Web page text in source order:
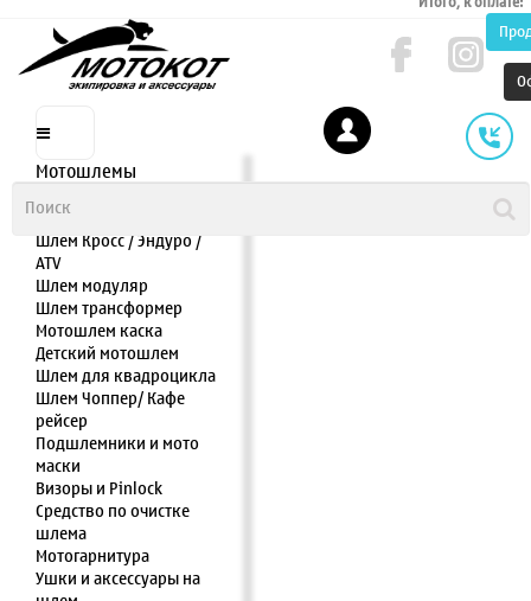
Мотошлемы
Шлем полулицевик
Шлем Кросс / Эндуро /
ATV
Шлем модуляр
Шлем трансформер
Мотошлем каска
Детский мотошлем
Шлем для квадроцикла
Шлем Чоппер/ Кафе
рейсер
Подшлемники и мото
маски
Визоры и Pinlock
Средство по очистке
шлема
Мотогарнитура
Ушки и аксессуары на